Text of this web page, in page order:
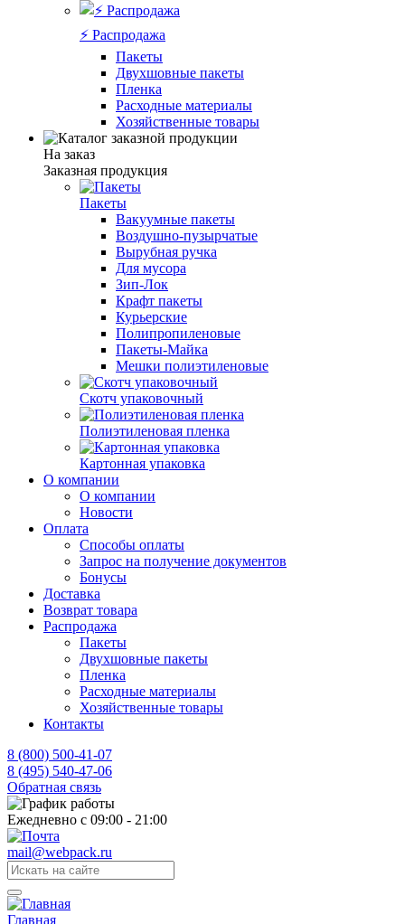
⚡️ Распродажа
Пакеты
Двухшовные пакеты
Пленка
Расходные материалы
Хозяйственные товары
На заказ
Заказная продукция
Пакеты
Вакуумные пакеты
Воздушно-пузырчатые
Вырубная ручка
Для мусора
Зип-Лок
Крафт пакеты
Курьерские
Полипропиленовые
Пакеты-Майка
Мешки полиэтиленовые
Скотч упаковочный
Полиэтиленовая пленка
Картонная упаковка
О компании
О компании
Новости
Оплата
Способы оплаты
Запрос на получение документов
Бонусы
Доставка
Возврат товара
Распродажа
Пакеты
Двухшовные пакеты
Пленка
Расходные материалы
Хозяйственные товары
Контакты
8 (800) 500-41-07
8 (495) 540-47-06
Обратная связь
Ежедневно с 09:00 - 21:00
mail@webpack.ru
Главная